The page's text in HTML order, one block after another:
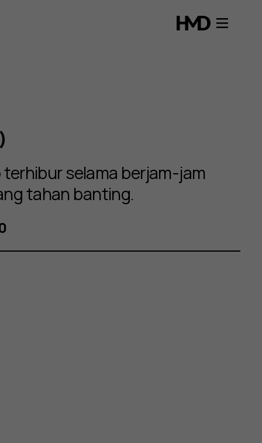
selama berjam-jam
tahan banting.